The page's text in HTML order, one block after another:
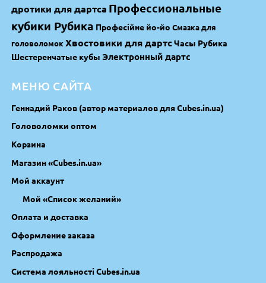
дротики для дартса Профессиональные
кубики Рубика Професійне йо-йо Смазка для
головоломокХвостовики для дартсЧасы Рубика
Шестеренчатые кубы Электронный дартс
МЕНЮ САЙТА
Геннадий Раков (автор материалов для Cubes.in.ua)
Головоломки оптом
Корзина
Магазин «Cubes.in.ua»
Мой аккаунт
Мой «Список желаний»
Оплата и доставка
Оформление заказа
Распродажа
Система лояльності Cubes.in.ua